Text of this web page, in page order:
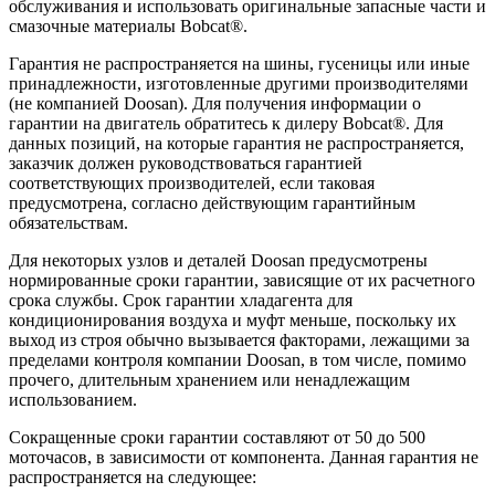
обслуживания и использовать оригинальные запасные части и
смазочные материалы Bobcat®.
Гарантия не распространяется на шины, гусеницы или иные
принадлежности, изготовленные другими производителями
(не компанией Doosan). Для получения информации о
гарантии на двигатель обратитесь к дилеру Bobcat®. Для
данных позиций, на которые гарантия не распространяется,
заказчик должен руководствоваться гарантией
соответствующих производителей, если таковая
предусмотрена, согласно действующим гарантийным
обязательствам.
Для некоторых узлов и деталей Doosan предусмотрены
нормированные сроки гарантии, зависящие от их расчетного
срока службы. Срок гарантии хладагента для
кондиционирования воздуха и муфт меньше, поскольку их
выход из строя обычно вызывается факторами, лежащими за
пределами контроля компании Doosan, в том числе, помимо
прочего, длительным хранением или ненадлежащим
использованием.
Сокращенные сроки гарантии составляют от 50 до 500
моточасов, в зависимости от компонента. Данная гарантия не
распространяется на следующее: